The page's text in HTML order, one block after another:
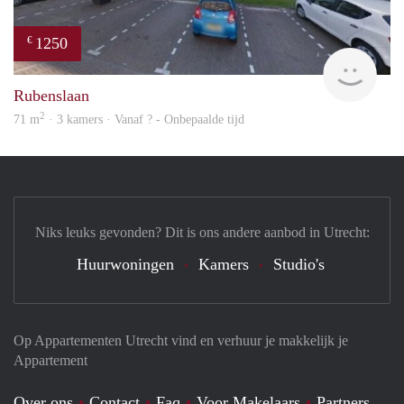
€ 1250
Rubenslaan
71 m2 · 3 kamers · Vanaf ? - Onbepaalde tijd
Op Appartementen Utrecht vind en verhuur je makkelijk je
Appartement
Niks leuks gevonden? Dit is ons andere aanbod in Utrecht:
Huurwoningen Kamers Studio's